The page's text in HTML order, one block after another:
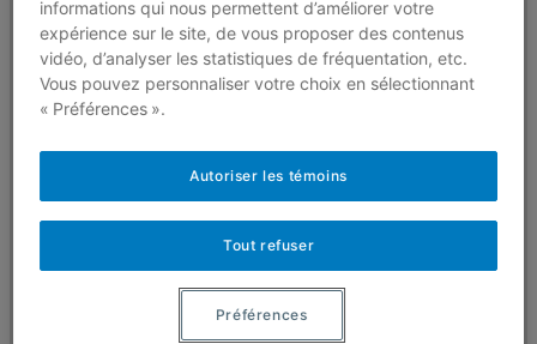
(Université Bordeaux IV)
1995: Maîtrise en sciences politiques
(Institut d’études politiques –
Bordeaux IV)
1994: Licence en droit : options droit
international public et libertés
publiques (Université Bordeaux IV)
1993 : Diplôme d’études
universitaires générales en droit
(Université Bordeaux IV)
informations qui nous permettent d’améliorer votre
expérience sur le site, de vous proposer des contenus
vidéo, d’analyser les statistiques de fréquentation, etc.
Vous pouvez personnaliser votre choix en sélectionnant
« Préférences ».
Tout refuser
Autoriser les témoins
Préférences